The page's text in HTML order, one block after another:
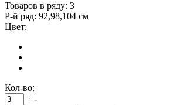
Товаров в ряду: 3
Р-й ряд: 92,98,104 см
Цвет:
Кол-во:
+ -